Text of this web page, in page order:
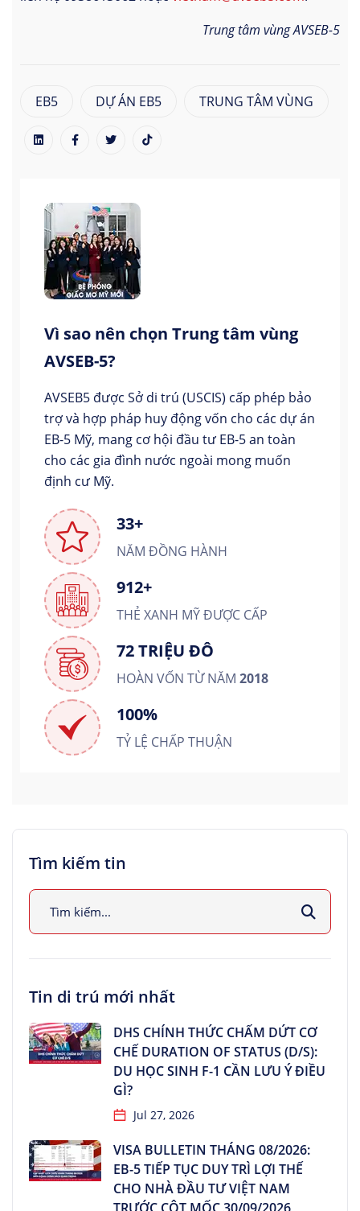
Trung tâm vùng AVSEB-5
EB5 DỰ ÁN EB5 TRUNG TÂM VÙNG
Vì sao nên chọn Trung tâm vùng
AVSEB-5?
AVSEB5 được Sở di trú (USCIS) cấp phép bảo
trợ và hợp pháp huy động vốn cho các dự án
EB-5 Mỹ, mang cơ hội đầu tư EB-5 an toàn
cho các gia đình nước ngoài mong muốn
định cư Mỹ.
33+
NĂM ĐỒNG HÀNH
912+
THẺ XANH MỸ ĐƯỢC CẤP
72 TRIỆU ĐÔ
HOÀN VỐN TỪ NĂM 2018
100%
TỶ LỆ CHẤP THUẬN
Tìm kiếm tin
Tin di trú mới nhất
DHS CHÍNH THỨC CHẤM DỨT CƠ
CHẾ DURATION OF STATUS (D/S):
DU HỌC SINH F-1 CẦN LƯU Ý ĐIỀU
GÌ?
Jul 27, 2026
VISA BULLETIN THÁNG 08/2026:
EB-5 TIẾP TỤC DUY TRÌ LỢI THẾ
CHO NHÀ ĐẦU TƯ VIỆT NAM